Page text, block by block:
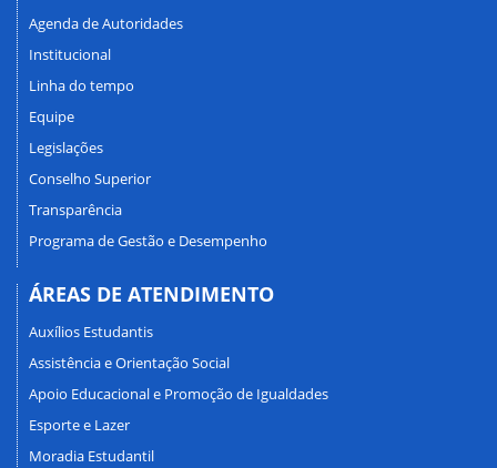
Agenda de Autoridades
Institucional
Linha do tempo
Equipe
Legislações
Conselho Superior
Transparência
Programa de Gestão e Desempenho
ÁREAS DE ATENDIMENTO
Auxílios Estudantis
Assistência e Orientação Social
Apoio Educacional e Promoção de Igualdades
Esporte e Lazer
Moradia Estudantil